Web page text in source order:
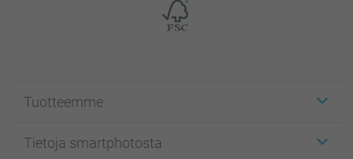
Tuotteemme
Kuvakortit
Tietoja smartphotosta